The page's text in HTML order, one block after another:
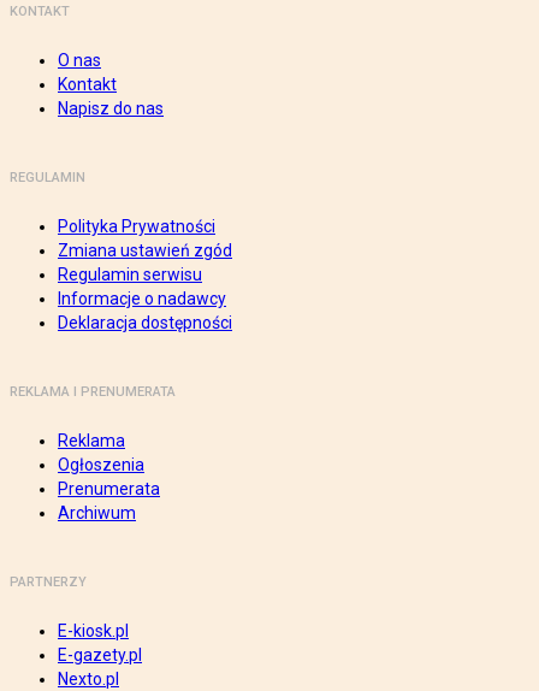
KONTAKT
O nas
Kontakt
Napisz do nas
REGULAMIN
Polityka Prywatności
Zmiana ustawień zgód
Regulamin serwisu
Informacje o nadawcy
Deklaracja dostępności
REKLAMA I PRENUMERATA
Reklama
Ogłoszenia
Prenumerata
Archiwum
PARTNERZY
E-kiosk.pl
E-gazety.pl
Nexto.pl